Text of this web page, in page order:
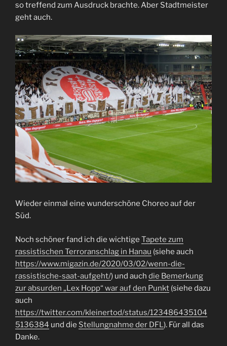
so treffend zum Ausdruck brachte. Aber Stadtmeister
geht auch.
Wieder einmal eine wunderschöne Choreo auf der
Süd.
Noch schöner fand ich die wichtige Tapete zum
rassistischen Terroranschlag in Hanau (siehe auch
https://www.migazin.de/2020/03/02/wenn-die-
rassistische-saat-aufgeht/) und auch die Bemerkung
zur absurden „Lex Hopp“ war auf den Punkt (siehe dazu
auch
https://twitter.com/kleinertod/status/123486435104
5136384 und die Stellungnahme der DFL). Für all das
Danke.